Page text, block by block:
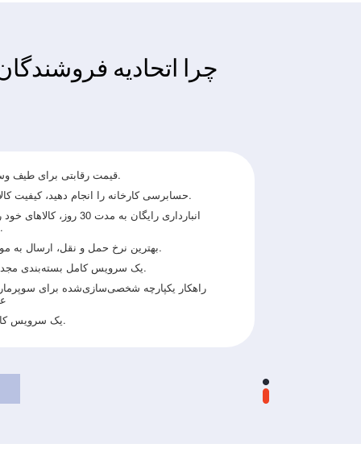
چرا اتحادیه
قیمت رقابتی برای طیف وسیعی از محصولات.
حسابرسی کارخانه را انجام دهید، کیفیت کالاها را بررسی کنید.
انبارداری رایگان به مدت 30
مختلف تجمیع کنید.
بهترین نرخ حمل و نقل، ارسال به موقع را دریافت کنید.
یک سرویس کامل بسته‌بندی مجدد طراحی محصول.
راهکار یکپارچه شخصی‌سازی‌شده برای
یک سرویس کامل پس از فروش.